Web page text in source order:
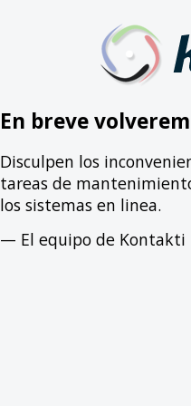
En breve
Disculpen los
tareas de
los sistemas en linea.
— El equipo de Kontakti